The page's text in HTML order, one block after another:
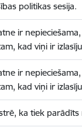
politikas sesija.
ir
kad viņi ir
ir
kad viņi ir
ka tiek parādīts